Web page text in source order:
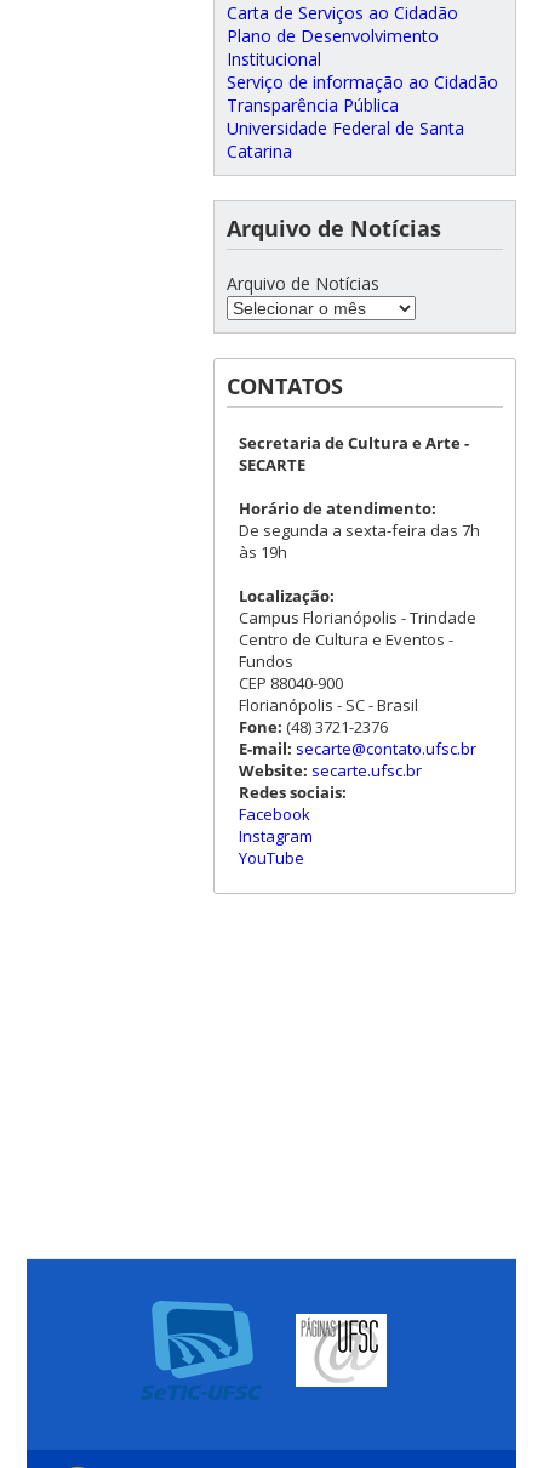
Carta de Serviços ao Cidadão
Plano de Desenvolvimento
Institucional
Serviço de informação ao Cidadão
Transparência Pública
Universidade Federal de Santa
Catarina
Arquivo de Notícias
Arquivo de Notícias
CONTATOS
Secretaria de Cultura e Arte -
SECARTE
Horário de atendimento:
De segunda a sexta-feira das 7h
às 19h
Localização:
Campus Florianópolis - Trindade
Centro de Cultura e Eventos -
Fundos
CEP 88040-900
Florianópolis - SC - Brasil
Fone: (48) 3721-2376
E-mail: secarte@contato.ufsc.br
Website: secarte.ufsc.br
Redes sociais:
Facebook
Instagram
YouTube